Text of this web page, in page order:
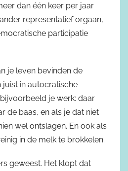
dan één keer per jaar
representatief orgaan,
participatie
je leven bevinden de
juist in autocratische
je werk: daar
de baas, en als je dat niet
wel ontslagen. En ook als
in de melk te brokkelen.
geweest. Het klopt dat